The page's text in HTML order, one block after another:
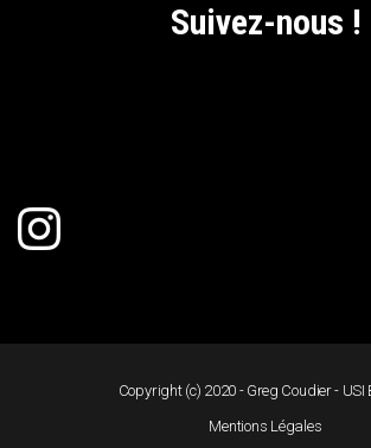
Suivez-nous !
Copyright (c) 2020 - Greg Coudier - USI
Mentions Légales